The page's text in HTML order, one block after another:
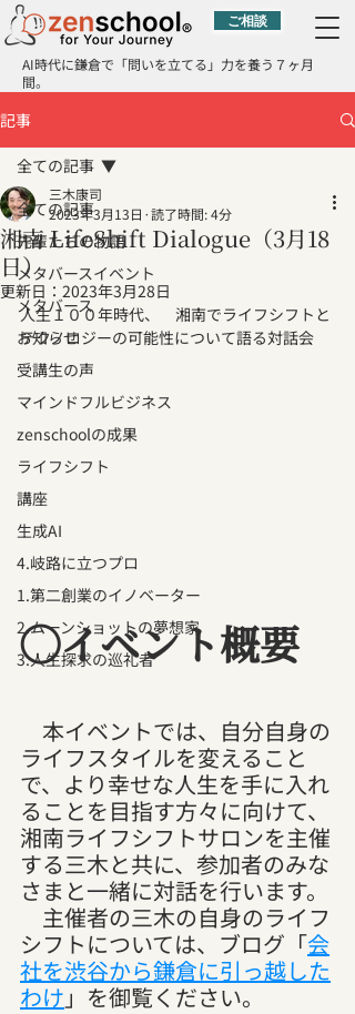
ご相談
AI時代に鎌倉で「問いを立てる」力を養う７ヶ月
間。
記事
全ての記事
先輩たちの物語
メタバースイベント
メタバース
お知らせ
受講生の声
マインドフルビジネス
zenschoolの成果
ライフシフト
講座
生成AI
4.岐路に立つプロ
1.第二創業のイノベーター
2.ムーンショットの夢想家
3.人生探求の巡礼者
全ての記事
湘南 LifeShift Dialogue（3月18
日）
三木康司
2023年3月13日 読了時間: 4分
更新日： 2023年3月28日
人生１００年時代、　湘南でライフシフトと
テクノロジーの可能性について語る対話会
◯イベント概要
本イベントでは、自分自身の
ライフスタイルを変えること
で、より幸せな人生を手に入れ
ることを目指す方々に向けて、
湘南ライフシフトサロンを主催
する三木と共に、参加者のみな
さまと一緒に対話を行います。
主催者の三木の自身のライフ
シフトについては、ブログ「会
社を渋谷から鎌倉に引っ越した
わけ 」を御覧ください。